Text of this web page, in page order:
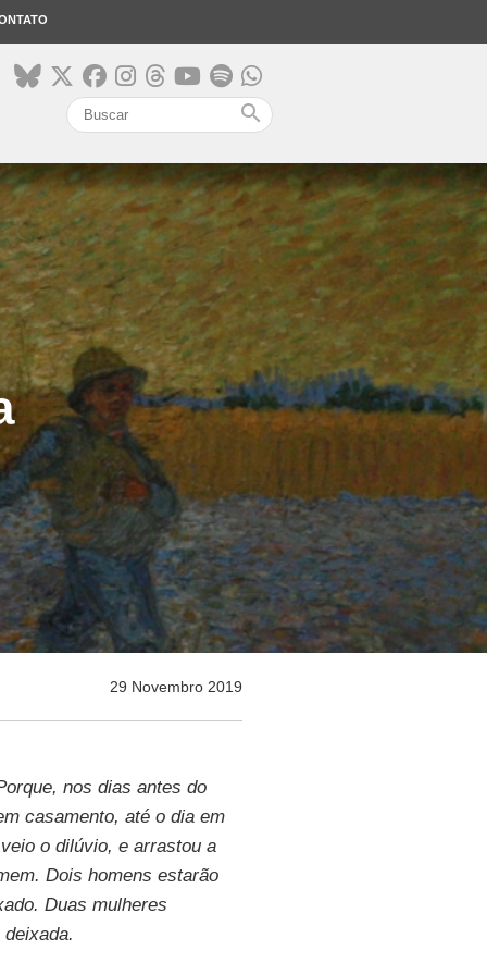
search
29 Novembro 2019
nos dias antes do
casamento, até o dia em
o dilúvio, e arrastou a
Dois homens estarão
Duas mulheres